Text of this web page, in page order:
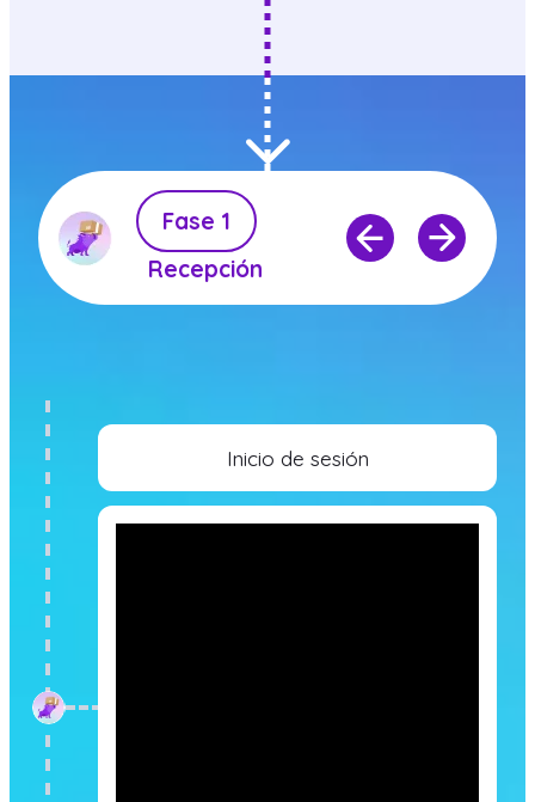
Fase 1
Recepción
Inicio de sesión